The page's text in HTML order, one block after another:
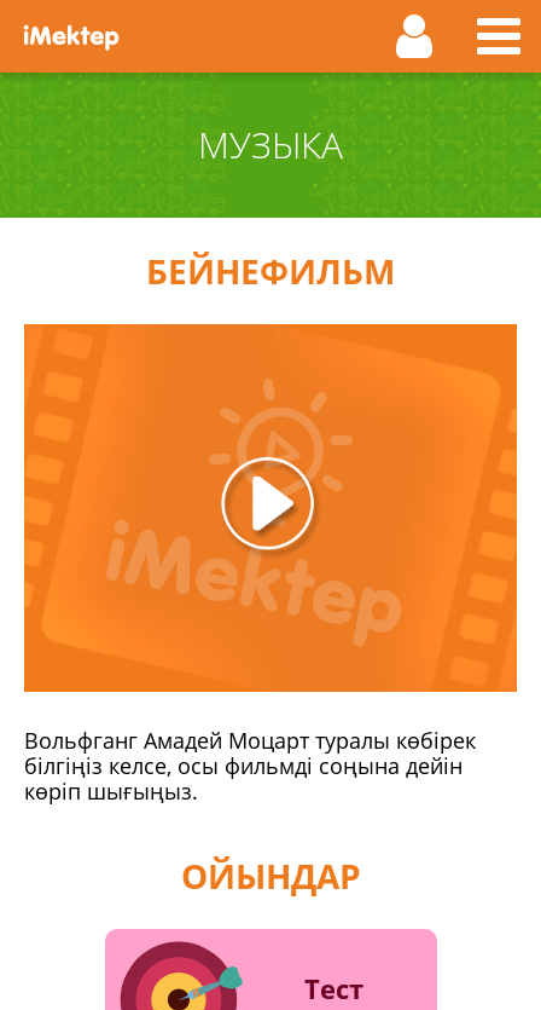
МУЗЫКА
БЕЙНЕФИЛЬМ
Вольфганг Амадей Моцарт туралы көбірек
білгіңіз келсе, осы фильмді соңына дейін
көріп шығыңыз.
ОЙЫНДАР
Тест